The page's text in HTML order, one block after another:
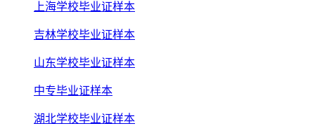
上海学校毕业证样本
吉林学校毕业证样本
山东学校毕业证样本
中专毕业证样本
湖北学校毕业证样本